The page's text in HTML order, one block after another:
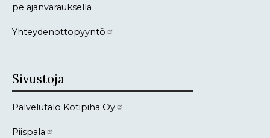
pe ajanvarauksella
Yhteydenottopyyntö
Sivustoja
Palvelutalo Kotipiha Oy
Piispala